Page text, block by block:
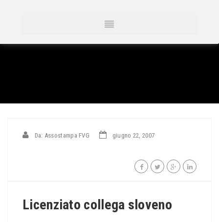
Da: Assostampa FVG giugno 22, 2007
Licenziato collega sloveno